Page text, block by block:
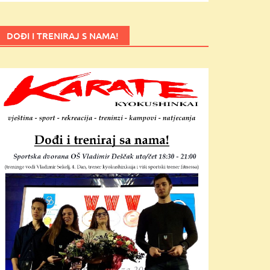
DOĐI I TRENIRAJ S NAMA!